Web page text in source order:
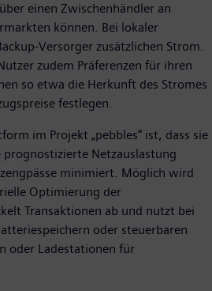
einen Zwischenhändler an
können. Bei lokaler
Versorger zusätzlichen Strom.
zudem Präferenzen für ihren
so etwa die Herkunft des Stromes
festlegen.
im Projekt „pebbles“ ist, dass sie
Netzauslastung
minimiert. Möglich wird
Optimierung der
Transaktionen ab und nutzt bei
oder steuerbaren
oder Ladestationen für